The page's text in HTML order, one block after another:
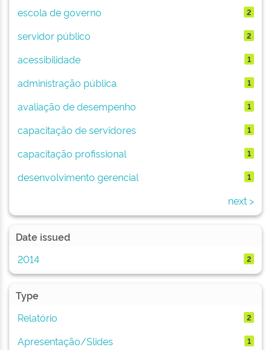
escola de governo 2
servidor público 2
acessibilidade 1
administração pública 1
avaliação de desempenho 1
capacitação de servidores 1
capacitação profissional 1
desenvolvimento gerencial 1
next >
Date issued
2014
2
Type
Relatório
2
Apresentação/Slides 1